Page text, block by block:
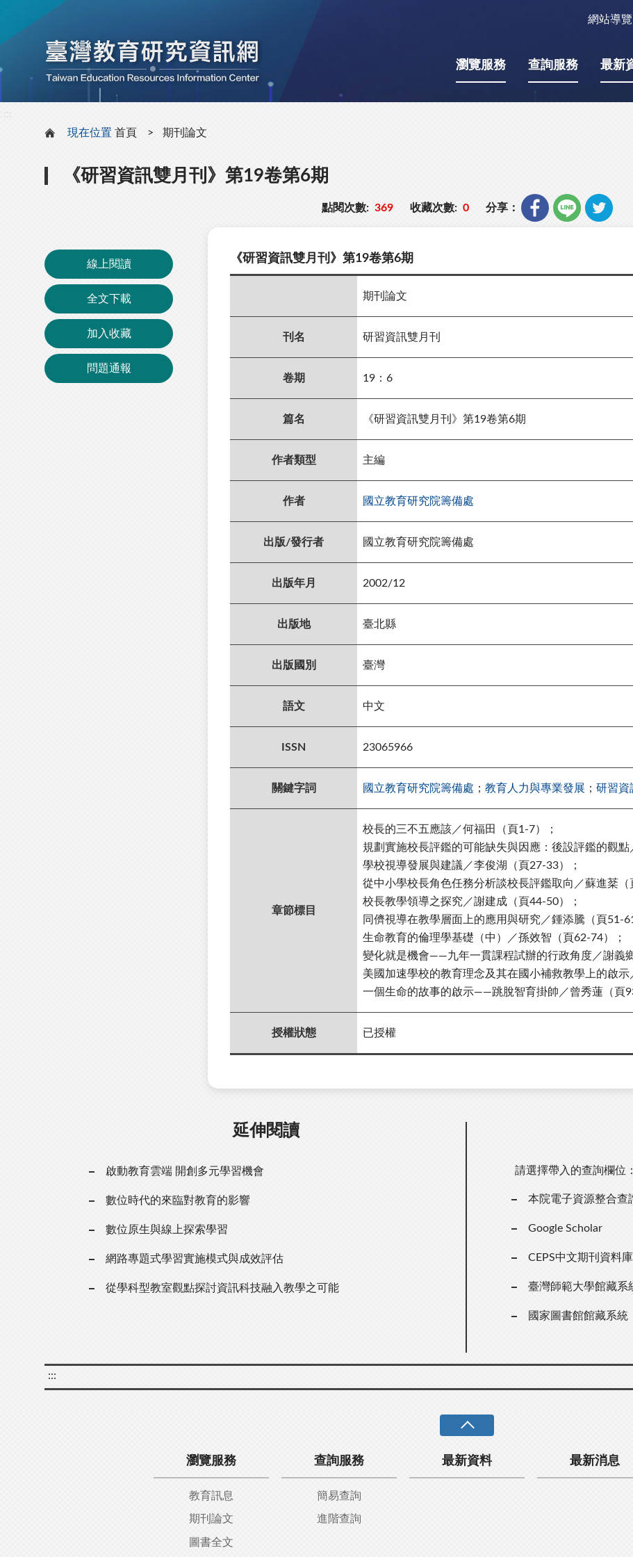
網站導覽
瀏覽服務 查詢服務 最新
現在位置 首頁 期刊論文
《研習資訊雙月刊》第19卷第6期
點閱次數: 369 收藏次數: 0 分享：
線上閱讀
全文下載
加入收藏
問題通報
《研習資訊雙月刊》第19卷第6期
期刊論文
刊名 研習資訊雙月刊
卷期 19：6
篇名 《研習資訊雙月刊》第19卷第6期
作者類型 主編
作者 國立教育研究院籌備處
出版/發行者 國立教育研究院籌備處
出版年月 2002/12
出版地 臺北縣
出版國別 臺灣
語文 中文
ISSN 23065966
關鍵字詞 國立教育研究院籌備處 ； 教育人力與專業發展 ； 研習資
章節標目
校長的三不五應該／何福田（頁1-7）；
規劃實施校長評鑑的可能缺失與因應：後設評鑑的觀點
學校視導發展與建議／李俊湖（頁27-33）；
從中小學校長角色任務分析談校長評鑑取向／蘇進棻（
校長教學領導之探究／謝建成（頁44-50）；
同儕視導在教學層面上的應用與研究／鍾添騰（頁51-
生命教育的倫理學基礎（中）／孫效智（頁62-74）；
變化就是機會——九年一貫課程試辦的行政角度／謝義
美國加速學校的教育理念及其在國小補救教學上的啟示
一個生命的故事的啟示——跳脫智育掛帥／曾秀蓮（頁
授權狀態 已授權
延伸閱讀
啟動教育雲端 開創多元學習機會
數位時代的來臨對教育的影響
數位原生與線上探索學習
網路專題式學習實施模式與成效評估
從學科型教室觀點探討資訊科技融入教學之可能
請選擇帶入的查詢欄位：
本院電子資源整合查
Google Scholar
CEPS中文期刊資料庫
臺灣師範大學館藏系
國家圖書館館藏系統
:::
瀏覽服務
教育訊息
期刊論文
圖書全文
查詢服務
簡易查詢
進階查詢
最新資料 最新消息